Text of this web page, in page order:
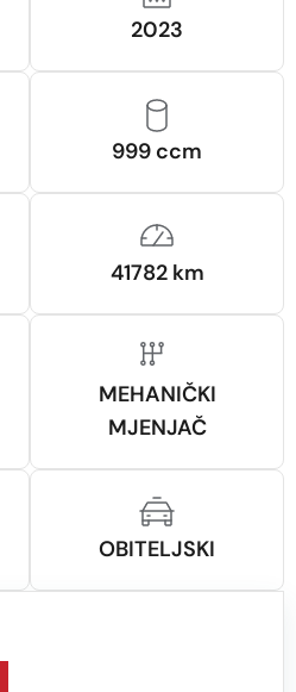
2023
999 ccm
41782 km
MEHANIČKI
MJENJAČ
OBITELJSKI